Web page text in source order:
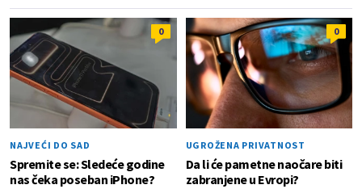
0
NAJVEĆI DO SAD
Spremite se: Sledeće godine
nas čeka poseban iPhone?
0
UGROŽENA PRIVATNOST
Da li će pametne naočare biti
zabranjene u Evropi?